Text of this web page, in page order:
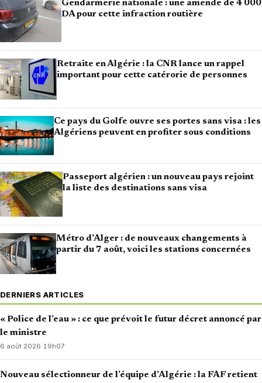
Gendarmerie nationale : une amende de 4 000
DA pour cette infraction routière
Retraite en Algérie : la CNR lance un rappel
important pour cette catérorie de personnes
Ce pays du Golfe ouvre ses portes sans visa : les
Algériens peuvent en profiter sous conditions
Passeport algérien : un nouveau pays rejoint
la liste des destinations sans visa
Métro d’Alger : de nouveaux changements à
partir du 7 août, voici les stations concernées
DERNIERS ARTICLES
« Police de l’eau » : ce que prévoit le futur décret annoncé par
le ministre
6 août 2026·19h07
Nouveau sélectionneur de l’équipe d’Algérie : la FAF retient